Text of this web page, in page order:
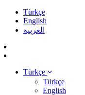
Türkçe
English
العربية
Türkçe
Türkçe
English